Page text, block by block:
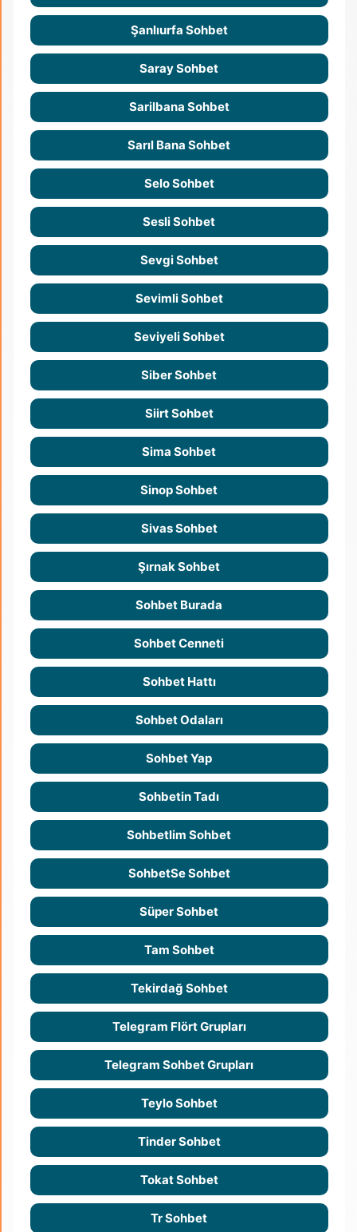
Şanlıurfa Sohbet
Saray Sohbet
Sarilbana Sohbet
Sarıl Bana Sohbet
Selo Sohbet
Sesli Sohbet
Sevgi Sohbet
Sevimli Sohbet
Seviyeli Sohbet
Siber Sohbet
Siirt Sohbet
Sima Sohbet
Sinop Sohbet
Sivas Sohbet
Şırnak Sohbet
Sohbet Burada
Sohbet Cenneti
Sohbet Hattı
Sohbet Odaları
Sohbet Yap
Sohbetin Tadı
Sohbetlim Sohbet
SohbetSe Sohbet
Süper Sohbet
Tam Sohbet
Tekirdağ Sohbet
Telegram Flört Grupları
Telegram Sohbet Grupları
Teylo Sohbet
Tinder Sohbet
Tokat Sohbet
Tr Sohbet